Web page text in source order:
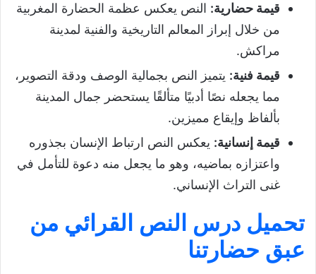
قيمة حضارية: النص يعكس عظمة الحضارة المغربية
من خلال إبراز المعالم التاريخية والفنية لمدينة
مراكش.
قيمة فنية: يتميز النص بجمالية الوصف ودقة التصوير،
مما يجعله نصًا أدبيًا متألقًا يستحضر جمال المدينة
بألفاظ وإيقاع مميزين.
قيمة إنسانية: يعكس النص ارتباط الإنسان بجذوره
واعتزازه بماضيه، وهو ما يجعل منه دعوة للتأمل في
غنى التراث الإنساني.
تحميل درس النص القرائي من
عبق حضارتنا